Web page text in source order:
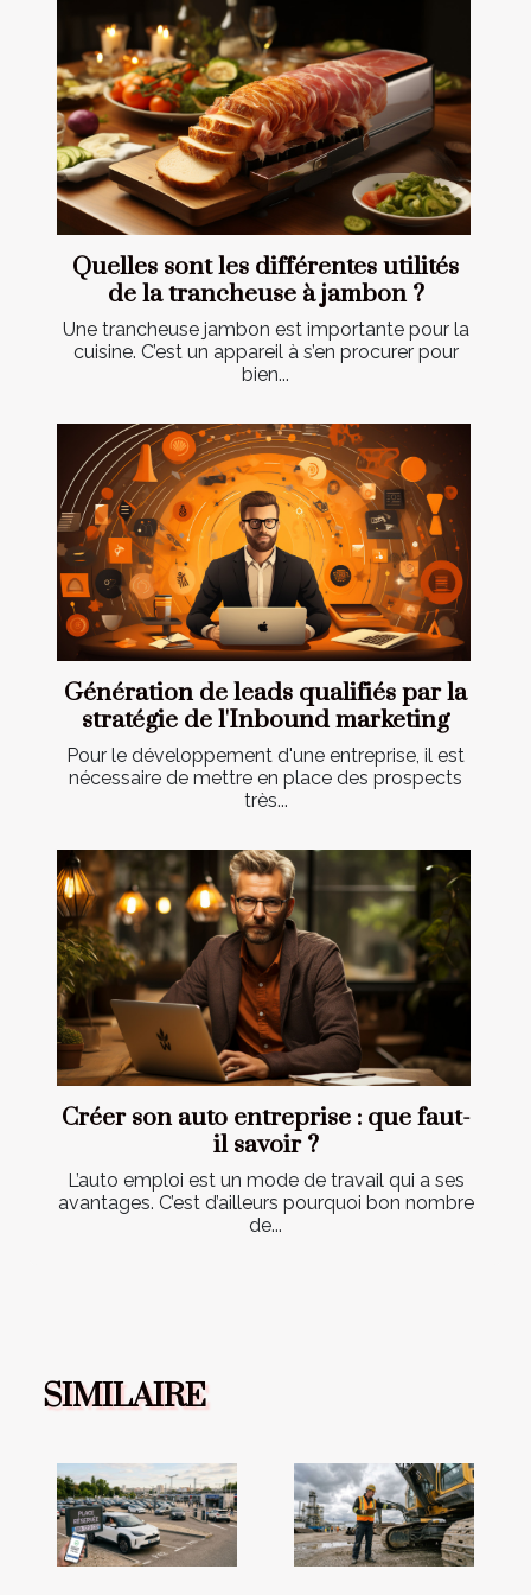
Quelles sont les différentes utilités
de la trancheuse à jambon ?
Une trancheuse jambon est importante pour la
cuisine. C’est un appareil à s’en procurer pour
bien...
Génération de leads qualifiés par la
stratégie de l'Inbound marketing
Pour le développement d'une entreprise, il est
nécessaire de mettre en place des prospects
très...
Créer son auto entreprise : que faut-
il savoir ?
L’auto emploi est un mode de travail qui a ses
avantages. C’est d’ailleurs pourquoi bon nombre
de...
SIMILAIRE